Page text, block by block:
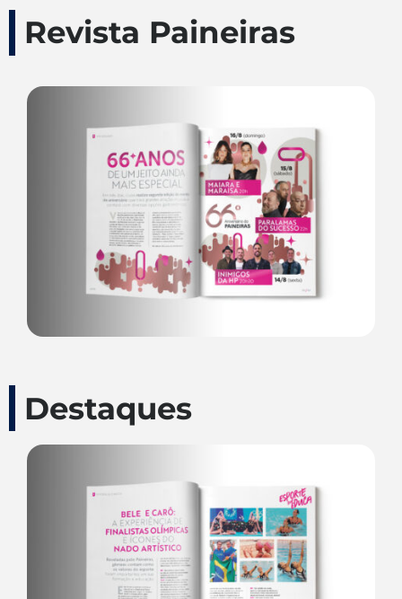
Revista Paineiras
Destaques